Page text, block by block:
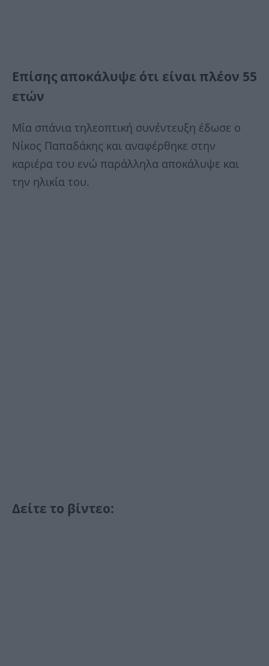
Επίσης αποκάλυψε ότι είναι πλέον 55
ετών
Μία σπάνια τηλεοπτική συνέντευξη έδωσε ο
Νίκος Παπαδάκης και αναφέρθηκε στην
καριέρα του ενώ παράλληλα αποκάλυψε και
την ηλικία του.
Δείτε το βίντεο: